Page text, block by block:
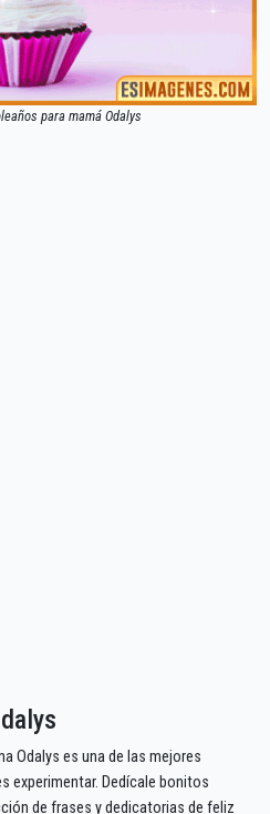
para mamá Odalys
Odalys es una de las mejores
experimentar. Dedícale bonitos
de frases y dedicatorias de feliz